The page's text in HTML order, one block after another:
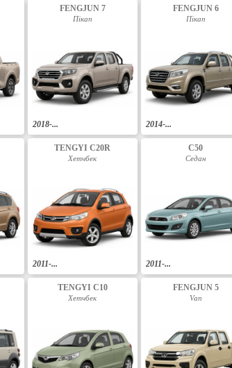
FENGJUN 7
Пікап
2018-...
FENGJUN 6
Пікап
2014-...
TENGYI C20R
Хетчбек
2011-...
C50
Седан
2011-...
TENGYI C10
Хетчбек
FENGJUN 5
Van